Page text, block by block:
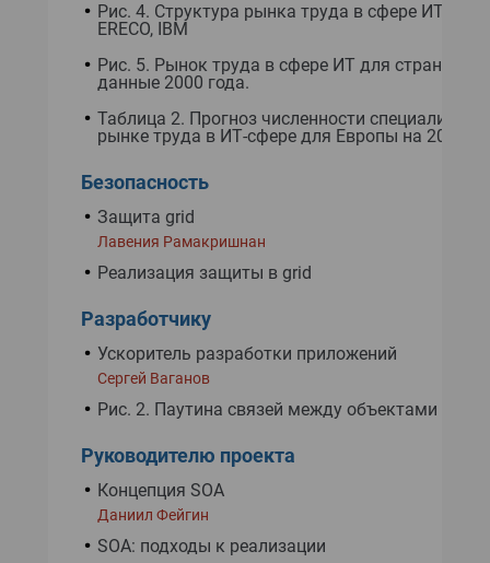
Рис. 4. Структура рынка труда в сфере ИТ.
ERECO, IBM
Рис. 5. Рынок труда в сфере ИТ для стран
данные 2000 года.
Таблица 2. Прогноз численности специалистов
рынке труда в ИТ-сфере для Европы на 2004
Безопасность
Защита grid
Лавения Рамакришнан
Реализация защиты в grid
Разработчику
Ускоритель разработки приложений
Сергей Ваганов
Рис. 2. Паутина связей между объектами
Руководителю проекта
Концепция SOA
Даниил Фейгин
SOA: подходы к реализации